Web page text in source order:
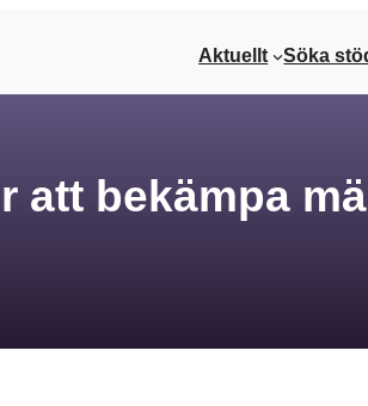
Aktuellt Söka
att bekämpa